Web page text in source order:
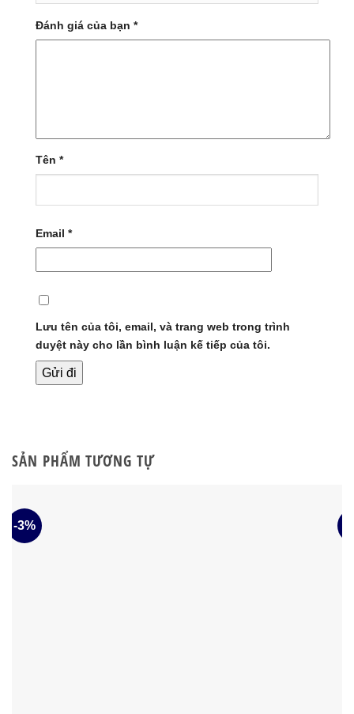
Đánh giá của bạn *
Tên *
Email *
Lưu tên của tôi, email, và trang web trong trình
duyệt này cho lần bình luận kế tiếp của tôi.
SẢN PHẨM TƯƠNG TỰ
-3%